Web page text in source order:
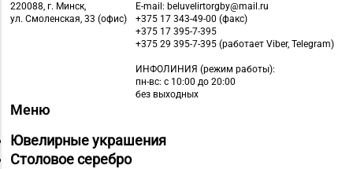
220088, г. Минск,
ул. Смоленская, 33 (офис)
E-mail: beluvelirtorgby@mail.ru
+375 17 343-49-00 (факс)
+375 17 395-7-395
+375 29 395-7-395 (работает Viber, Telegram)
ИНФОЛИНИЯ (режим работы):
пн-вс: с 10:00 до 20:00
без выходных
Меню
Ювелирные украшения
Столовое серебро